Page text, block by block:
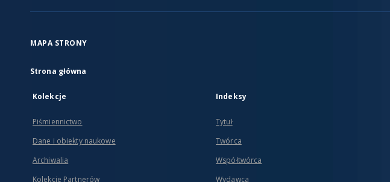
MAPA STRONY
Strona główna
Kolekcje
Piśmiennictwo
Dane i obiekty naukowe
Archiwalia
Kolekcje Partnerów
Indeksy
Tytuł
Twórca
Współtwórca
Wydawca